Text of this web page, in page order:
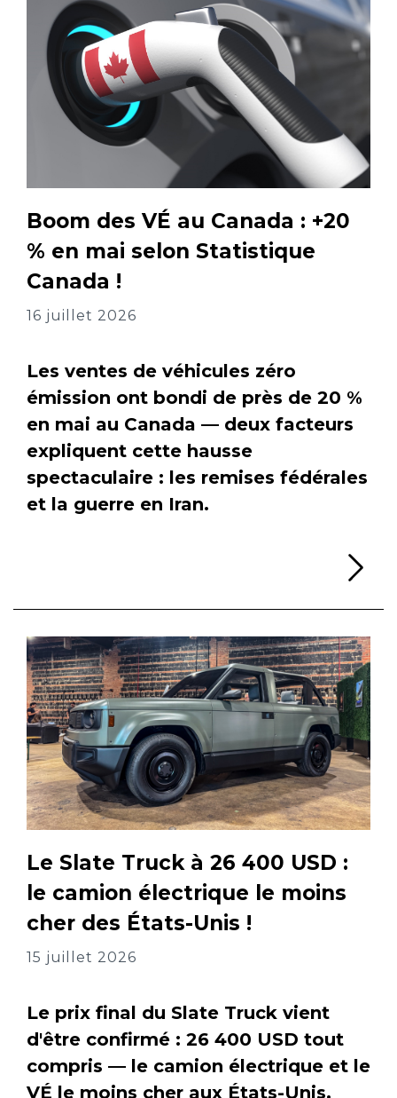
Boom des VÉ au Canada : +20
% en mai selon Statistique
Canada !
16 juillet 2026
Les ventes de véhicules zéro
émission ont bondi de près de 20 %
en mai au Canada — deux facteurs
expliquent cette hausse
spectaculaire : les remises fédérales
et la guerre en Iran.
Le Slate Truck à 26 400 USD :
le camion électrique le moins
cher des États-Unis !
15 juillet 2026
Le prix final du Slate Truck vient
d'être confirmé : 26 400 USD tout
compris — le camion électrique et le
VÉ le moins cher aux États-Unis,